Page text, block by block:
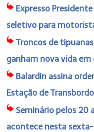
Expresso
seletivo para
Troncos de
ganham nova vida
Balardin assina
Estação de
Seminário pelos 20
acontece nesta